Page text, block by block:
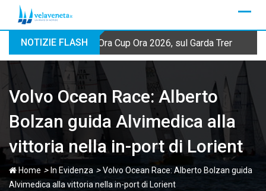
NOTIZIE FLASH Ora Cup Ora 2026, sul Garda Trentino
Volvo Ocean Race: Alberto
Bolzan guida Alvimedica alla
vittoria nella in-port di Lorient
Home > In Evidenza >Volvo Ocean Race: Alberto Bolzan guida
Alvimedica alla vittoria nella in-port di Lorient